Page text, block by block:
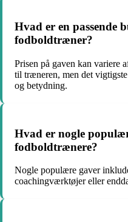
Hvad er en passende
fodboldtræner?
Prisen på gaven kan variere
til træneren, men det
og betydning.
Hvad er nogle
fodboldtrænere?
Nogle populære gaver
coachingværktøjer eller